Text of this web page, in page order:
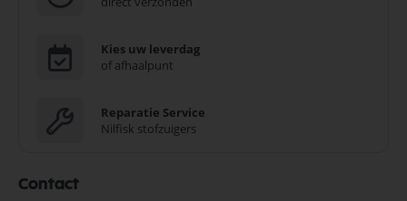
Kies uw leverdag
of afhaalpunt
Reparatie Service
Nilfisk stofzuigers
Contact